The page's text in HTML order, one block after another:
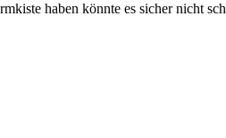
haben könnte es sicher nicht